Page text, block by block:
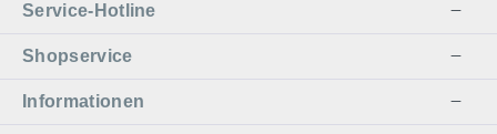
Service-Hotline
Shopservice
Informationen